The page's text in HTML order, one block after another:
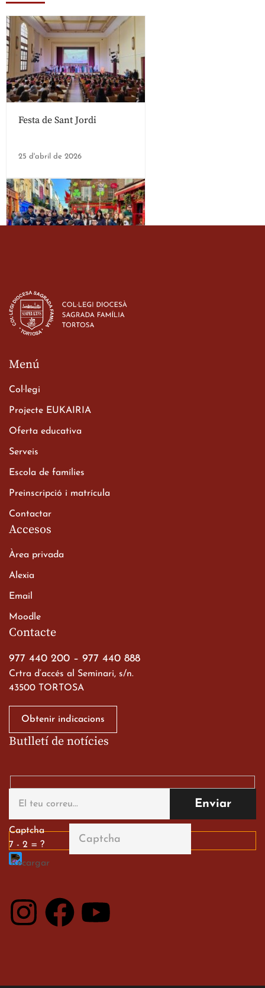
Festa de Sant Jordi
25 d'abril de 2026
d’ESO-BSD a Irlanda
23 de març de 2026
Xerrada del Sr. Bisbe als
Batxillerat
a les ciutats imperials
alumnes al Tortosa
English Festival
13 de març de 2026
Contacte
977 440 200 – 977 440 888
Crtra d’accés al Seminari, s/n.
43500 TORTOSA
Obtenir indicacions
Menú
Col·legi
Projecte EUKAIRIA
Oferta educativa
Serveis
Escola de famílies
Preinscripció i matrícula
Contactar
Accesos
Àrea privada
Alexia
Email
Moodle
Butlletí de notícies
Captcha
7 - 2 = ?